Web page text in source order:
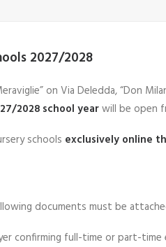
2027/2028
on Via Deledda, “Don
2028 school yearwill be open
schools exclusively online
documents must be
confirming full-time or part-